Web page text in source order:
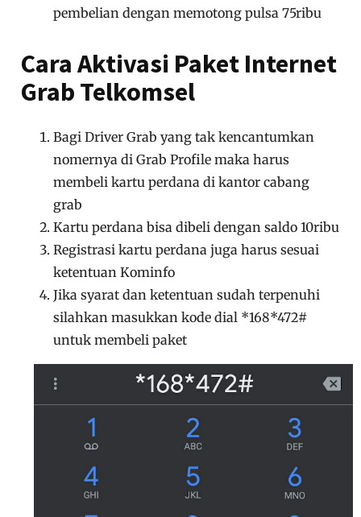
pembelian dengan memotong pulsa 75ribu
Cara Aktivasi Paket Internet
Grab Telkomsel
Bagi Driver Grab yang tak kencantumkan
nomernya di Grab Profile maka harus
membeli kartu perdana di kantor cabang
grab
Kartu perdana bisa dibeli dengan saldo 10ribu
Registrasi kartu perdana juga harus sesuai
ketentuan Kominfo
Jika syarat dan ketentuan sudah terpenuhi
silahkan masukkan kode dial *168*472#
untuk membeli paket